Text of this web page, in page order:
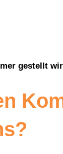
gestellt